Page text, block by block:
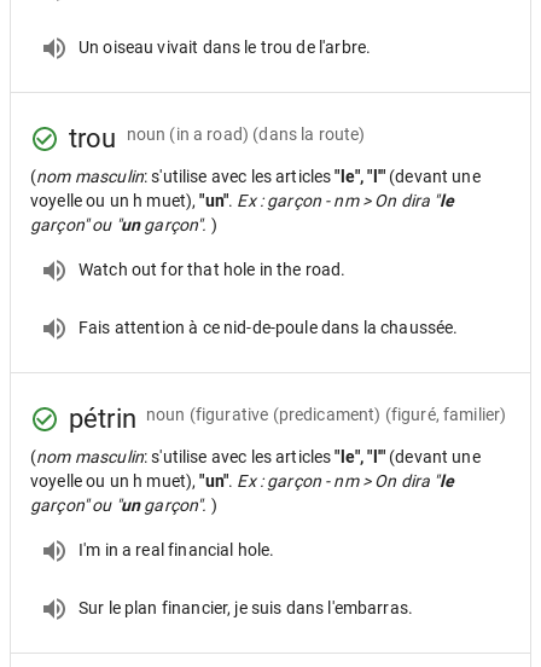
Un oiseau vivait dans le trou de l'arbre.
trou noun (in a road) (dans la route)
(nom masculin: s'utilise avec les articles"le", "l'" (devant une
voyelle ou un h muet),"un". Ex : garçon - nm > On dira "le
garçon" ou "ungarçon". )
Watch out for that hole in the road.
Fais attention à ce nid-de-poule dans la chaussée.
pétrin noun (figurative (predicament) (figuré, familier)
(nom masculin: s'utilise avec les articles"le", "l'" (devant une
voyelle ou un h muet),"un". Ex : garçon - nm > On dira "le
garçon" ou "ungarçon". )
I'm in a real financial hole.
Sur le plan financier, je suis dans l'embarras.